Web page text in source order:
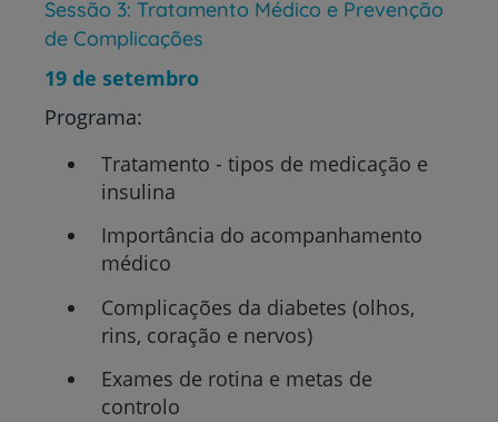
Sessão 3: Tratamento Médico e Prevenção
de Complicações
19 de setembro
Programa:
Tratamento - tipos de medicação e
insulina
Importância do acompanhamento
médico
Complicações da diabetes (olhos,
rins, coração e nervos)
Exames de rotina e metas de
controlo